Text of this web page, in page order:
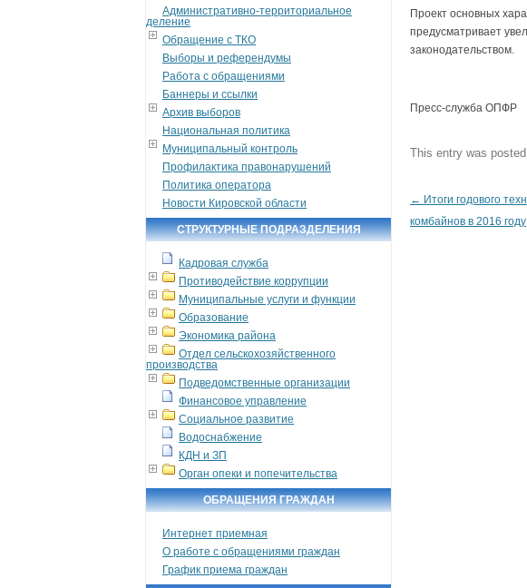
Административно-территориальное
деление
Обращение с ТКО
Выборы и референдумы
Работа с обращениями
Баннеры и ссылки
Архив выборов
Национальная политика
Муниципальный контроль
Профилактика правонарушений
Политика оператора
Новости Кировской области
СТРУКТУРНЫЕ ПОДРАЗДЕЛЕНИЯ
Кадровая служба
Противодействие коррупции
Муниципальные услуги и функции
Образование
Экономика района
Отдел сельскохозяйственного
производства
Подведомственные организации
Финансовое управление
Социальное развитие
Водоснабжение
КДН и ЗП
Орган опеки и попечительства
ОБРАЩЕНИЯ ГРАЖДАН
Интернет приемная
О работе с обращениями граждан
График приема граждан
Проект основных
предусматривает
законодательством.
Пресс-служба ОПФР
This entry was
Post navigation
← Итоги годового
комбайнов в 2016 году